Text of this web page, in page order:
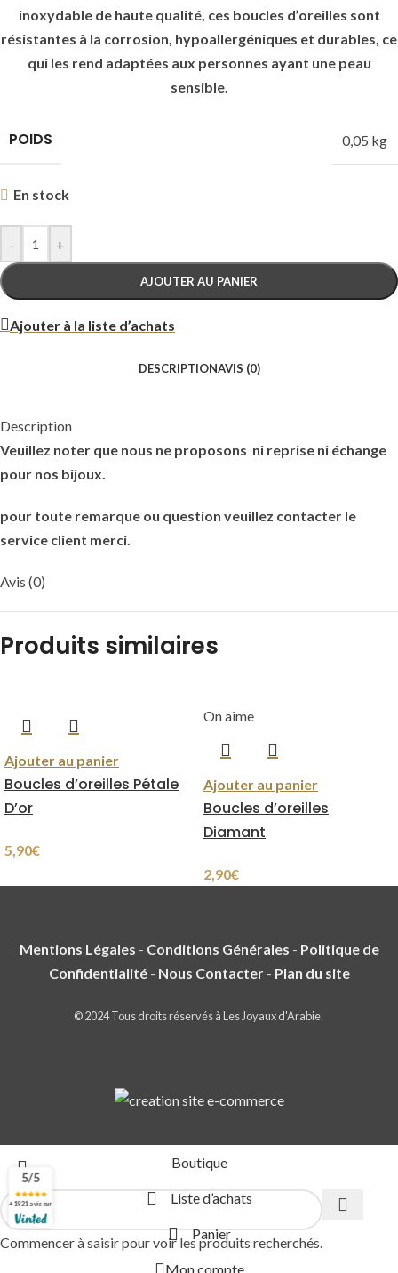
inoxydable de haute qualité, ces boucles d’oreilles sont
résistantes à la corrosion, hypoallergéniques et durables, ce
qui les rend adaptées aux personnes ayant une peau
sensible.
POIDS 0,05 kg
En stock
- +
AJOUTER AU PANIER
Ajouter à la liste d’achats
DESCRIPTIONAVIS (0)
Description
Veuillez noter que nous ne proposons ni reprise ni échange
pour nos bijoux.
pour toute remarque ou question veuillez contacter le
service client merci.
Avis (0)
Produits similaires
Ajouter au panier
Boucles d’oreilles Pétale
D’or
5,90€
On aime
Ajouter au panier
Boucles d’oreilles
Diamant
2,90€
Mentions Légales - Conditions Générales - Politique de
Confidentialité- Nous Contacter- Plan du site
© 2024 Tous droits réservés à Les Joyaux d'Arabie.
Commencer à saisir pour voir les produits recherchés.
Boutique
Liste d’achats
Panier
Mon compte
5/5
+ 1921 avis sur